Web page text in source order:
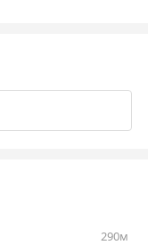
290м